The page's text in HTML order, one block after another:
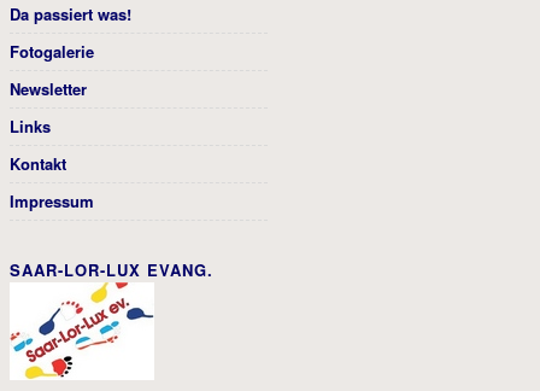
Da passiert was!
Fotogalerie
Newsletter
Links
Kontakt
Impressum
SAAR-LOR-LUX EVANG.